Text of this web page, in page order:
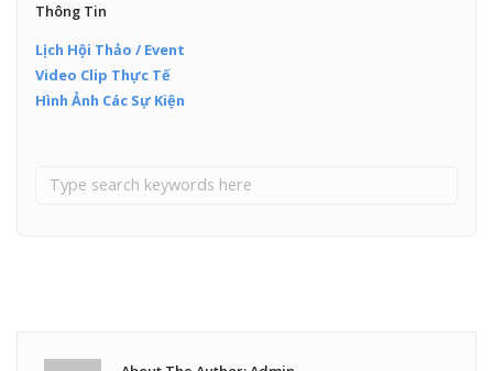
Thông Tin
Lịch Hội Thảo / Event
Video Clip Thực Tế
Hình Ảnh Các Sự Kiện